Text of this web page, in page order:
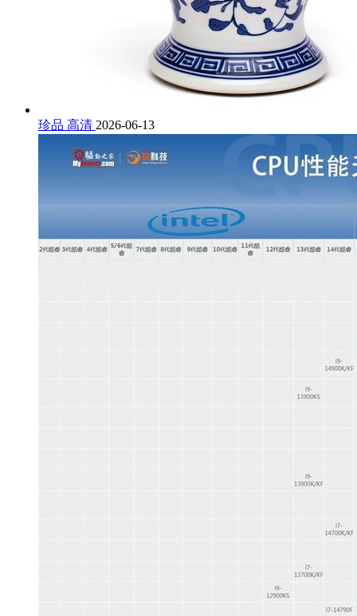
珍品 高清 2026-06-13